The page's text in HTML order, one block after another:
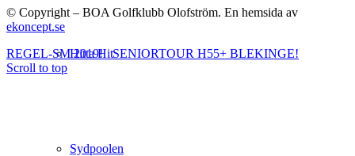
Hitta Hit
Sydpoolen
© Copyright – BOA Golfklubb Olofström. En hemsida av
ekoncept.se
REGEL-SM 2019!
SENIORTOUR H55+ BLEKINGE!
Scroll to top